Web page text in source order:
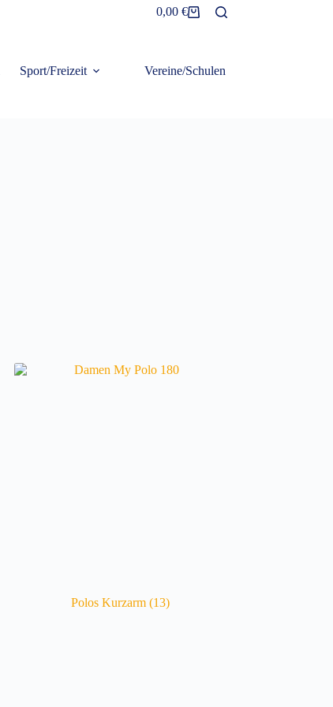
Warenkorb
0,00 €
Sport/Freizeit Vereine/Schulen
Polos Kurzarm(13)